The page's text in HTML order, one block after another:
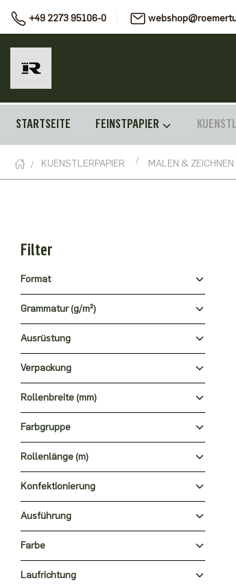
+49 2273 95106-0
STARTSEITE FEINSTPAPIER
KUENSTLERPAPIER MALEN & ZEICHNEN
Filter
Format
Grammatur (g/m²)
Ausrüstung
Verpackung
Rollenbreite (mm)
Farbgruppe
Rollenlänge (m)
Konfektionierung
Ausführung
Farbe
Laufrichtung